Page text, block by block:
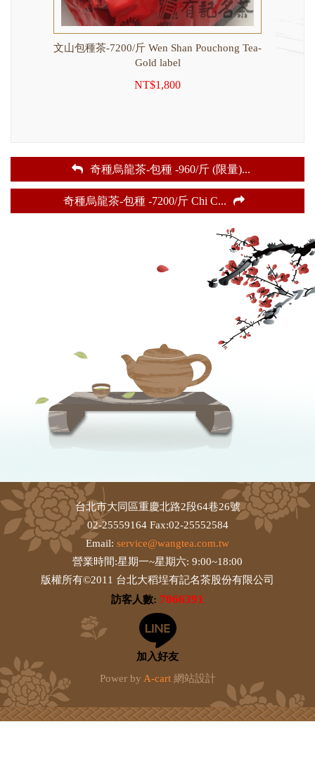
文山包種茶-7200/斤 Wen Shan Pouchong Tea-
Gold label
NT$1,800
奇種烏龍茶-包種 -960/斤 (限量)...
奇種烏龍茶-包種 -7200/斤 Chi C...
台北市大同區重慶北路2段64巷26號
02-25559164 Fax:02-25552584
Email: service@wangtea.com.tw
營業時間:星期一~星期六: 9:00~18:00
版權所有©2011 台北大稻埕有記名茶股份有限公司
訪客人數: 7066391
加入好友
Power by A-cart網站設計